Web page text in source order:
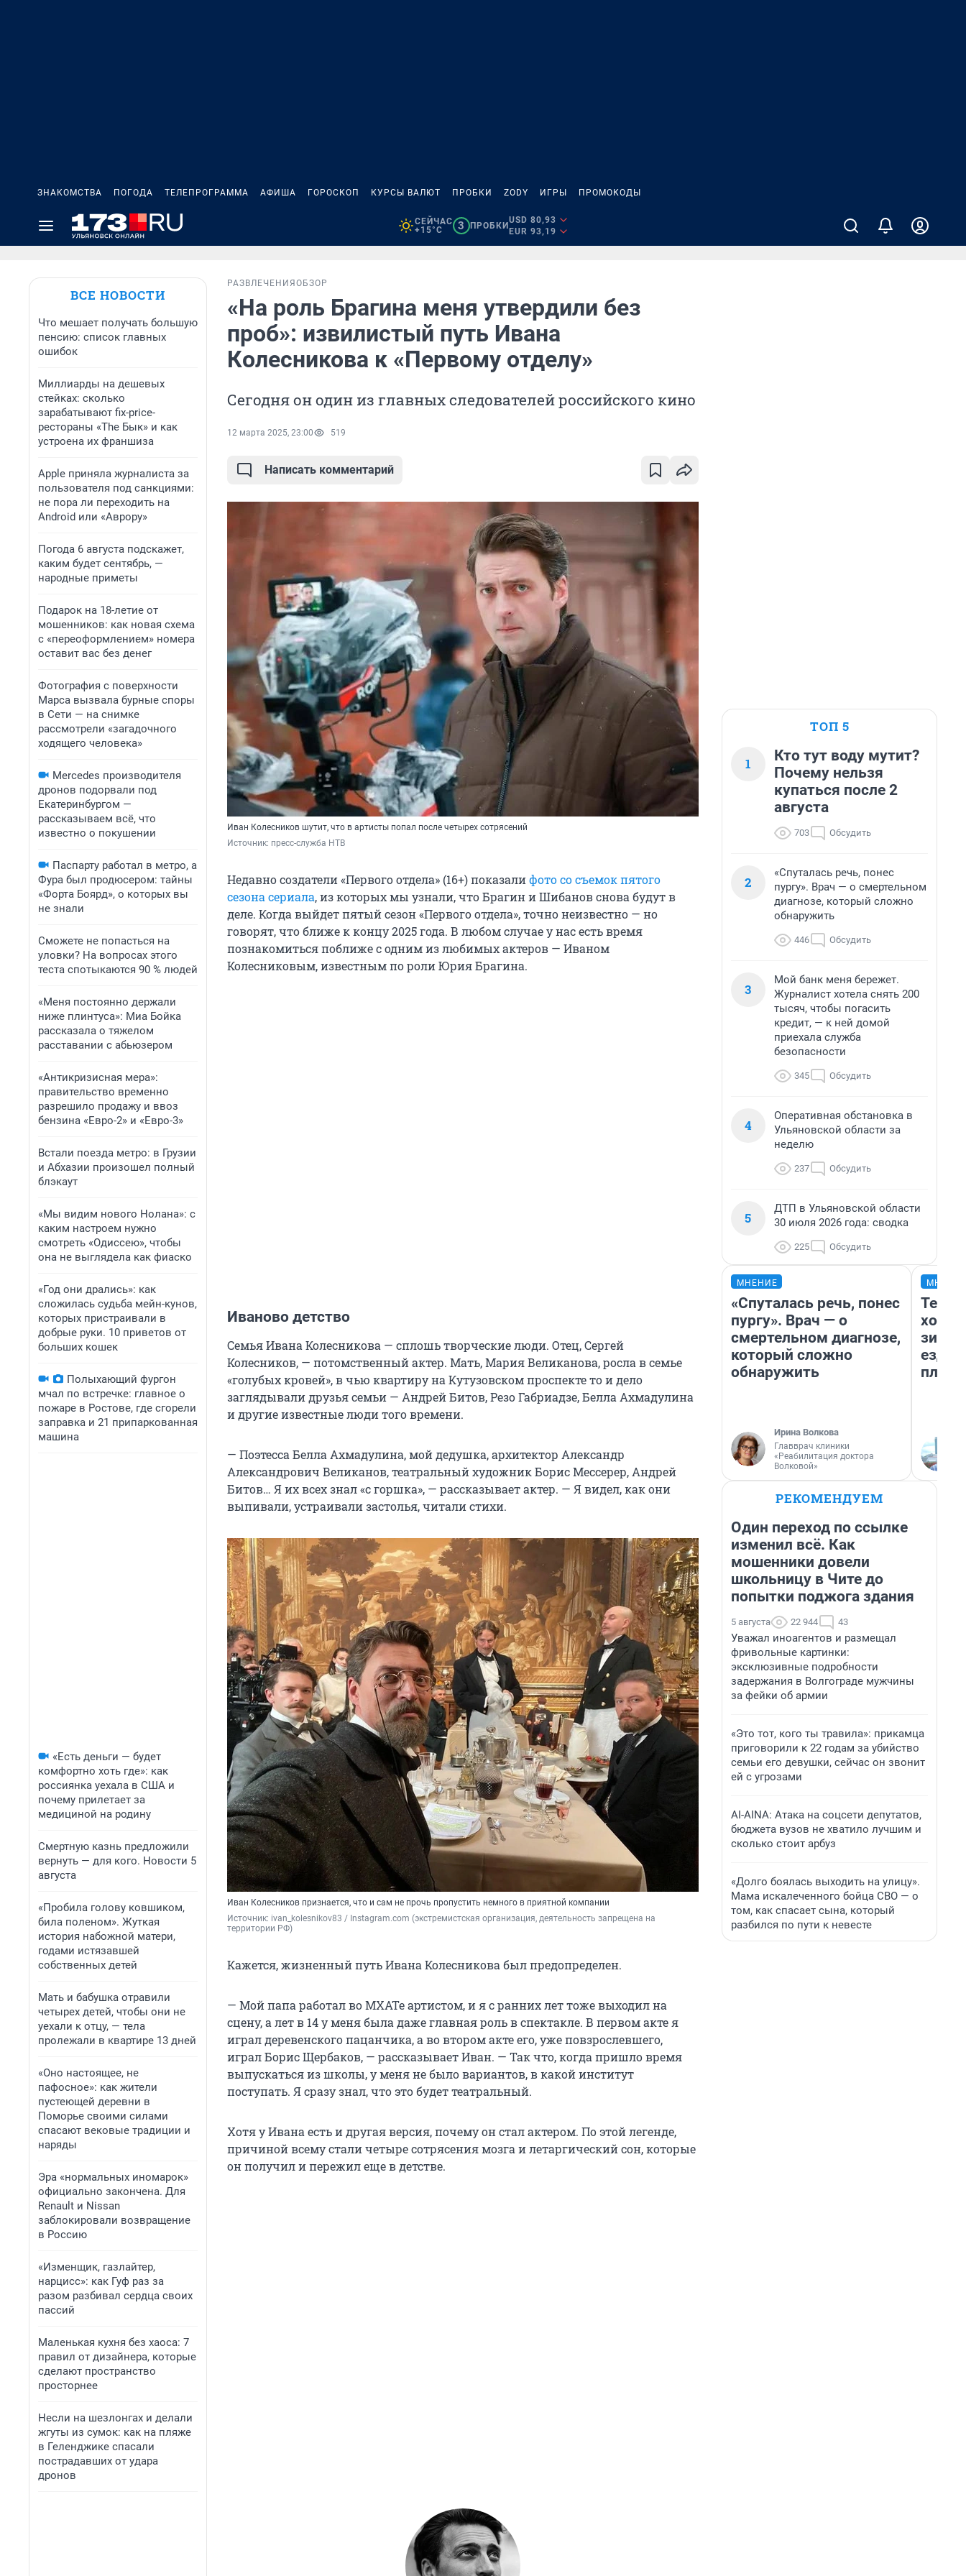
ЗНАКОМСТВА ПОГОДА ТЕЛЕПРОГРАММА АФИША ГОРОСКОП КУРСЫ ВАЛЮТ ПРОБКИ ZODY ИГРЫ ПРОМОКОДЫ
СЕЙЧАС
+15°C
3 ПРОБКИ
USD 80,93
EUR 93,19
ВСЕ НОВОСТИ
Что мешает получать большую
пенсию: список главных
ошибок
Миллиарды на дешевых
стейках: сколько
зарабатывают fix-price-
рестораны «The Бык» и как
устроена их франшиза
Apple приняла журналиста за
пользователя под санкциями:
не пора ли переходить на
Android или «Аврору»
Погода 6 августа подскажет,
каким будет сентябрь, —
народные приметы
Подарок на 18-летие от
мошенников: как новая схема
с «переоформлением» номера
оставит вас без денег
Фотография с поверхности
Марса вызвала бурные споры
в Сети — на снимке
рассмотрели «загадочного
ходящего человека»
Mercedes производителя
дронов подорвали под
Екатеринбургом —
рассказываем всё, что
известно о покушении
Паспарту работал в метро, а
Фура был продюсером: тайны
«Форта Боярд», о которых вы
не знали
Сможете не попасться на
уловки? На вопросах этого
теста спотыкаются 90 % людей
«Меня постоянно держали
ниже плинтуса»: Миа Бойка
рассказала о тяжелом
расставании с абьюзером
«Антикризисная мера»:
правительство временно
разрешило продажу и ввоз
бензина «Евро-2» и «Евро-3»
Встали поезда метро: в Грузии
и Абхазии произошел полный
блэкаут
«Мы видим нового Нолана»: с
каким настроем нужно
смотреть «Одиссею», чтобы
она не выглядела как фиаско
«Год они дрались»: как
сложилась судьба мейн-кунов,
которых пристраивали в
добрые руки. 10 приветов от
больших кошек
Полыхающий фургон
мчал по встречке: главное о
пожаре в Ростове, где сгорели
заправка и 21 припаркованная
машина
«Есть деньги — будет
комфортно хоть где»: как
россиянка уехала в США и
почему прилетает за
медициной на родину
Смертную казнь предложили
вернуть — для кого. Новости 5
августа
«Пробила голову ковшиком,
била поленом». Жуткая
история набожной матери,
годами истязавшей
собственных детей
Мать и бабушка отравили
четырех детей, чтобы они не
уехали к отцу, — тела
пролежали в квартире 13 дней
«Оно настоящее, не
пафосное»: как жители
пустеющей деревни в
Поморье своими силами
спасают вековые традиции и
наряды
Эра «нормальных иномарок»
официально закончена. Для
Renault и Nissan
заблокировали возвращение
в Россию
«Изменщик, газлайтер,
нарцисс»: как Гуф раз за
разом разбивал сердца своих
пассий
Маленькая кухня без хаоса: 7
правил от дизайнера, которые
сделают пространство
просторнее
Несли на шезлонгах и делали
жгуты из сумок: как на пляже
в Геленджике спасали
пострадавших от удара
дронов
РАЗВЛЕЧЕНИЯ ОБЗОР
«На роль Брагина меня утвердили без
проб»: извилистый путь Ивана
Колесникова к «Первому отделу»
Сегодня он один из главных следователей российского кино
12 марта 2025, 23:00 519
Написать комментарий
Иван Колесников шутит, что в артисты попал после четырех сотрясений
Источник: пресс-служба НТВ
Недавно создатели «Первого отдела» (16+) показалифото со съемок пятого
сезона сериала, из которых мы узнали, что Брагин и Шибанов снова будут в
деле. Когда выйдет пятый сезон «Первого отдела», точно неизвестно — но
говорят, что ближе к концу 2025 года. В любом случае у нас есть время
познакомиться поближе с одним из любимых актеров — Иваном
Колесниковым, известным по роли Юрия Брагина.
Иваново детство
Семья Ивана Колесникова — сплошь творческие люди. Отец, Сергей
Колесников, — потомственный актер. Мать, Мария Великанова, росла в семье
«голубых кровей», в чью квартиру на Кутузовском проспекте то и дело
заглядывали друзья семьи — Андрей Битов, Резо Габриадзе, Белла Ахмадулина
и другие известные люди того времени.
— Поэтесса Белла Ахмадулина, мой дедушка, архитектор Александр
Александрович Великанов, театральный художник Борис Мессерер, Андрей
Битов… Я их всех знал «с горшка», — рассказывает актер. — Я видел, как они
выпивали, устраивали застолья, читали стихи.
Иван Колесников признается, что и сам не прочь пропустить немного в приятной компании
Источник: ivan_kolesnikov83 / Instagram.com (экстремистская организация, деятельность запрещена на
территории РФ)
Кажется, жизненный путь Ивана Колесникова был предопределен.
— Мой папа работал во МХАТе артистом, и я с ранних лет тоже выходил на
сцену, а лет в 14 у меня была даже главная роль в спектакле. В первом акте я
играл деревенского пацанчика, а во втором акте его, уже повзрослевшего,
играл Борис Щербаков, — рассказывает Иван. — Так что, когда пришло время
выпускаться из школы, у меня не было вариантов, в какой институт
поступать. Я сразу знал, что это будет театральный.
Хотя у Ивана есть и другая версия, почему он стал актером. По этой легенде,
причиной всему стали четыре сотрясения мозга и летаргический сон, которые
он получил и пережил еще в детстве.
ТОП 5
1
Кто тут воду мутит?
Почему нельзя
купаться после 2
августа
703 Обсудить
2
«Спуталась речь, понес
пургу». Врач — о смертельном
диагнозе, который сложно
обнаружить
446 Обсудить
3
Мой банк меня бережет.
Журналист хотела снять 200
тысяч, чтобы погасить
кредит, — к ней домой
приехала служба
безопасности
345 Обсудить
4
Оперативная обстановка в
Ульяновской области за
неделю
237 Обсудить
5
ДТП в Ульяновской области
30 июля 2026 года: сводка
225 Обсудить
МНЕНИЕ
«Спуталась речь, понес
пургу». Врач — о
смертельном диагнозе,
который сложно
обнаружить
Ирина Волкова
Главврач клиники
«Реабилитация доктора
Волковой»
ездит
РЕКОМЕНДУЕМ
Один переход по ссылке
изменил всё. Как
мошенники довели
школьницу в Чите до
попытки поджога здания
5 августа 22 944 43
Уважал иноагентов и размещал
фривольные картинки:
эксклюзивные подробности
задержания в Волгограде мужчины
за фейки об армии
«Это тот, кого ты травила»: прикамца
приговорили к 22 годам за убийство
семьи его девушки, сейчас он звонит
ей с угрозами
AI-AINA: Атака на соцсети депутатов,
бюджета вузов не хватило лучшим и
сколько стоит арбуз
«Долго боялась выходить на улицу».
Мама искалеченного бойца СВО — о
том, как спасает сына, который
разбился по пути к невесте